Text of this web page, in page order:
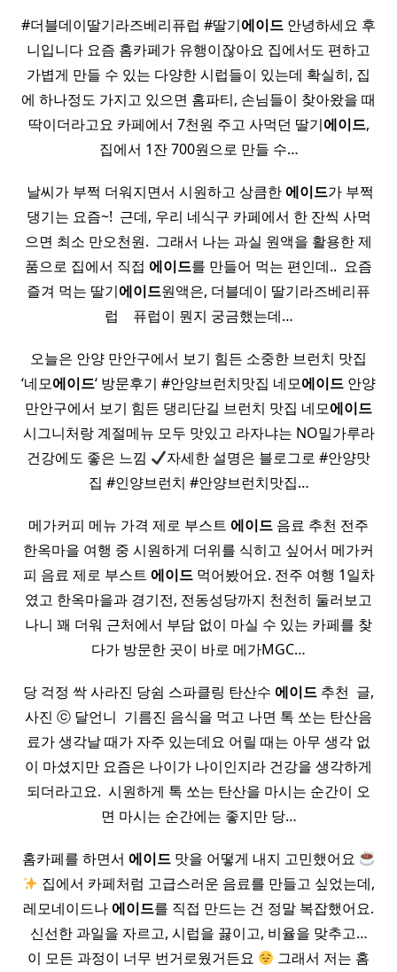
#더블데이딸기라즈베리퓨럽 #딸기에이드 안녕하세요 후
니입니다 요즘 홈카페가 유행이잖아요 집에서도 편하고
가볍게 만들 수 있는 다양한 시럽들이 있는데 확실히, 집
에 하나정도 가지고 있으면 홈파티, 손님들이 찾아왔을 때
딱이더라고요 카페에서 7천원 주고 사먹던 딸기에이드,
집에서 1잔 700원으로 만들 수…
​ 날씨가 부쩍 더워지면서 시원하고 상큼한 에이드가 부쩍
댕기는 요즘~! ​ 근데, 우리 네식구 카페에서 한 잔씩 사먹
으면 최소 만오천원. ​ 그래서 나는 과실 원액을 활용한 제
품으로 집에서 직접 에이드를 만들어 먹는 편인데.. ​ 요즘
즐겨 먹는 딸기에이드원액은, 더블데이 딸기라즈베리퓨
럽 ​ ​ ​ 퓨럽이 뭔지 궁금했는데…
오늘은 안양 만안구에서 보기 힘든 소중한 브런치 맛집
‘네모에이드‘ 방문후기 #안양브런치맛집 네모에이드 안양
만안구에서 보기 힘든 댕리단길 브런치 맛집 네모에이드
시그니처랑 계절메뉴 모두 맛있고 라자냐는 NO밀가루라
건강에도 좋은 느낌
자세한 설명은 블로그로 #안양맛
집 #인양브런치 #안양브런치맛집…
메가커피 메뉴 가격 제로 부스트 에이드 음료 추천 전주
한옥마을 여행 중 시원하게 더위를 식히고 싶어서 메가커
피 음료 제로 부스트 에이드먹어봤어요. 전주 여행 1일차
였고 한옥마을과 경기전, 전동성당까지 천천히 둘러보고
나니 꽤 더워 근처에서 부담 없이 마실 수 있는 카페를 찾
다가 방문한 곳이 바로 메가MGC…
당 걱정 싹 사라진 당쉼 스파클링 탄산수 에이드 추천 ​ 글,
사진 ⓒ 달언니 ​ 기름진 음식을 먹고 나면 톡 쏘는 탄산음
료가 생각날 때가 자주 있는데요 어릴 때는 아무 생각 없
이 마셨지만 요즘은 나이가 나이인지라 건강을 생각하게
되더라고요. ​ 시원하게 톡 쏘는 탄산을 마시는 순간이 오
면 마시는 순간에는 좋지만 당…
홈카페를 하면서 에이드맛을 어떻게 내지 고민했어요
집에서 카페처럼 고급스러운 음료를 만들고 싶었는데,
레모네이드나 에이드를 직접 만드는 건 정말 복잡했어요.
신선한 과일을 자르고, 시럽을 끓이고, 비율을 맞추고…
이 모든 과정이 너무 번거로웠거든요
그래서 저는 홈